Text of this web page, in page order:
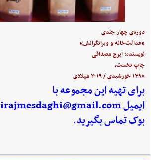
دوره‌ی چهار جلدی
«عدالت‌خانه و ویرانگرانش»
نویسنده: ایرج مصداقی
چاپ نخست،
۱۳۹۸ خورشیدی / ۲۰۱۹ میلادی
برای تهیه این مجموعه با
ایمیلirajmesdaghi@gmail.com
بوک تماس بگیرید.